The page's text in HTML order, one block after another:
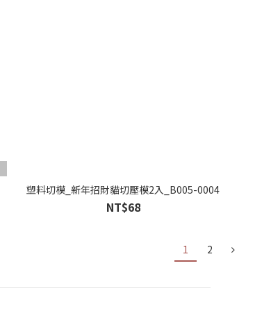
塑料切模_新年招財貓切壓模2入_B005-0004
NT$68
1 2